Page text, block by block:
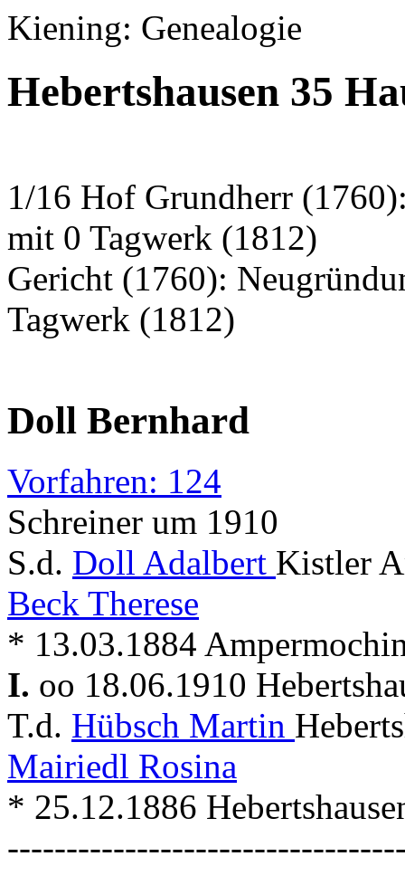
Kiening: Genealogie
Hebertshausen 35
1/16 Hof Grundherr
mit 0 Tagwerk (1812)
Gericht (1760):
Tagwerk (1812)
Doll Bernhard
Vorfahren: 124
Schreiner um 1910
S.d. Doll Adalbert Kistler
Beck Therese
* 13.03.1884
I. oo 18.06.1910
T.d. Hübsch Martin
Mairiedl Rosina
* 25.12.1886